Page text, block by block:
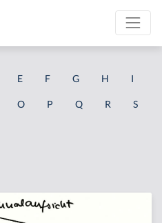
E F G H I
O P Q R S